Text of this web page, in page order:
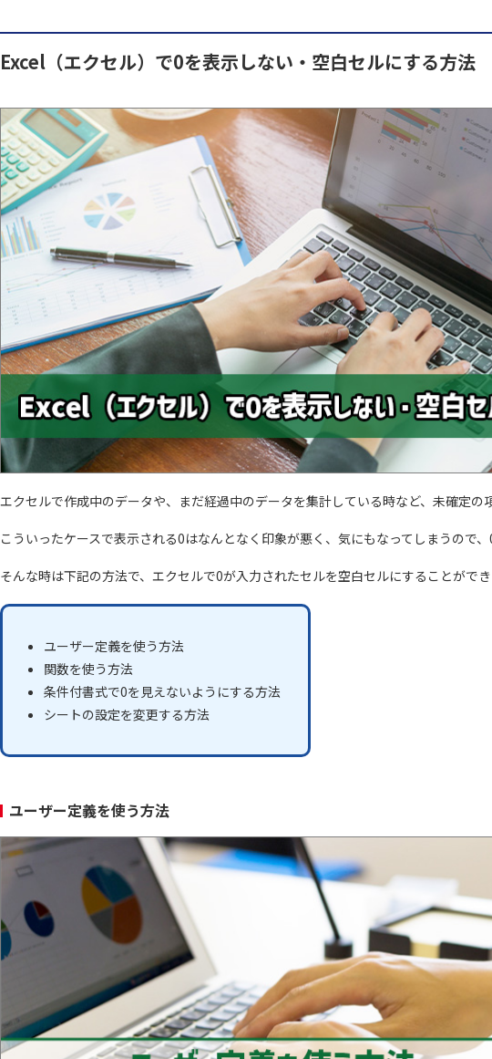
Excel（エクセル）で0を表示しない・空白セルにする方法
エクセルで作成中のデータや、まだ経過中のデータを集計している時など、未確定の
こういったケースで表示される0はなんとなく印象が悪く、気にもなってしまうので
そんな時は下記の方法で、エクセルで0が入力されたセルを空白セルにすることができ
ユーザー定義を使う方法
関数を使う方法
条件付書式で0を見えないようにする方法
シートの設定を変更する方法
ユーザー定義を使う方法